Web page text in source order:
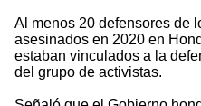
Al menos 20 defensores de
asesinados en 2020 en
estaban vinculados a la
del grupo de activistas.